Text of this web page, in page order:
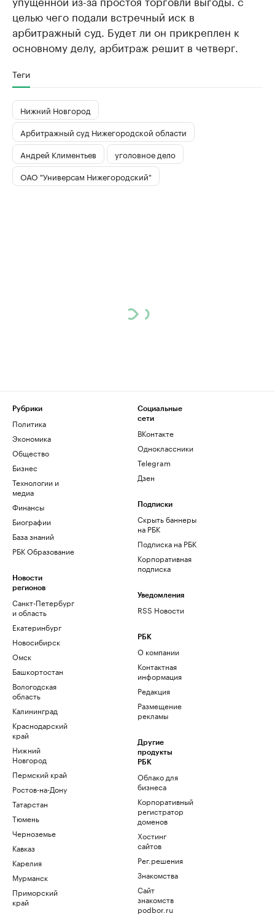
целью чего подали встречный иск в
арбитражный суд. Будет ли он прикреплен к
основному делу, арбитраж решит в четверг.
Теги
Нижний Новгород
Арбитражный суд Нижегородской области
Андрей Климентьев
уголовное дело
ОАО "Универсам Нижегородский"
Рубрики
Политика
Экономика
Общество
Бизнес
Технологии и
медиа
Финансы
Биографии
База знаний
РБК Образование
Новости
регионов
Санкт-Петербург
и область
Екатеринбург
Новосибирск
Омск
Башкортостан
Вологодская
область
Калининград
Краснодарский
край
Нижний
Новгород
Пермский край
Ростов-на-Дону
Татарстан
Тюмень
Черноземье
Кавказ
Карелия
Мурманск
Приморский
край
Социальные
сети
ВКонтакте
Одноклассники
Telegram
Дзен
Подписки
Скрыть баннеры
на РБК
Подписка на РБК
Корпоративная
подписка
Уведомления
RSS Новости
РБК
О компании
Контактная
информация
Редакция
Размещение
рекламы
Другие
продукты
РБК
Облако для
бизнеса
Корпоративный
регистратор
доменов
Хостинг
сайтов
Рег.решения
Знакомства
Сайт
знакомств
podbor.ru